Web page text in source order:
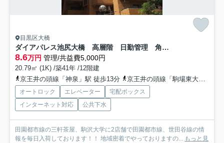
目黒区大橋
ダイアパレス池尻大橋 高層階 日勤管理 角部屋
8.6万円 管理/共益費5,000円
20.79㎡ (1K) /築41年 /12階建
京王井の頭線「神泉」駅 徒歩13分
京王井の頭線「駒場東大前」駅 徒歩14分
オートロック エレベーター
宅配ボックス
インターネット対応
公共下水
田園都市線の三軒茶屋、駒沢大学に2店舗で田園都市線、世田谷線の情
報を毎日入荷しております！！ 地域密着でやっておりますの... もっと見